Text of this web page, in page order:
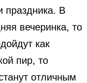
праздника. В
вечеринка, то
как
пир, то
отличным